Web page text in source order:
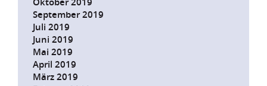
September 2019
Juli 2019
Juni 2019
Mai 2019
April 2019
März 2019